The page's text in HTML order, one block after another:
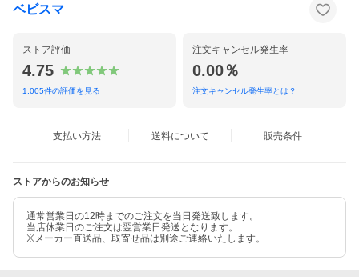
ベビスマ
ストア評価
4.75
1,005件の評価を見る
注文キャンセル発生率
0.00％
注文キャンセル発生率とは？
支払い方法 送料について 販売条件
ストアからのお知らせ
通常営業日の12時までのご注文を当日発送致します。
当店休業日のご注文は翌営業日発送となります。
※メーカー直送品、取寄せ品は別途ご連絡いたします。